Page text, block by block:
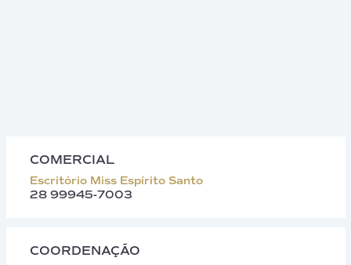
COMERCIAL
Escritório Miss Espírito Santo
28 99945-7003
COORDENAÇÃO